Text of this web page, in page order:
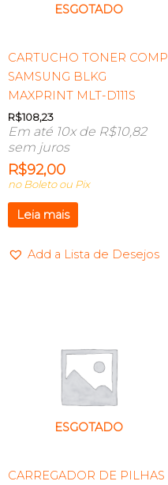
ESGOTADO
CARTUCHO TONER COMP
SAMSUNG BLKG
MAXPRINT MLT-D111S
R$108,23
Em até 10x de R$10,82
sem juros
R$92,00
no Boleto ou Pix
Leia mais
Add a Lista de Desejos
ESGOTADO
CARREGADOR DE PILHAS